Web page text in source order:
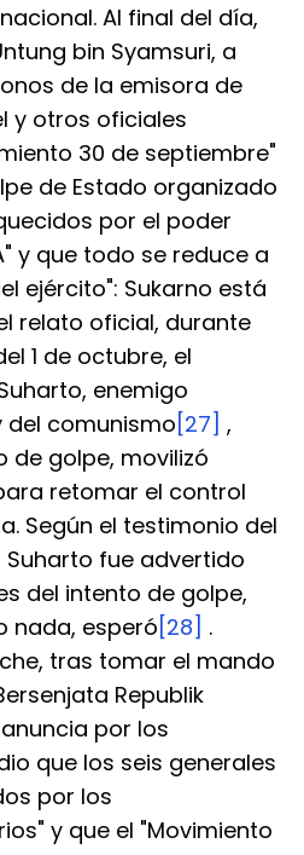
Al final del día,
bin Syamsuri, a
de la emisora de
y otros oficiales
30 de septiembre"
de Estado organizado
por el poder
y que todo se reduce a
ejército": Sukarno está
relato oficial, durante
1 de octubre, el
enemigo
del comunismo [27] ,
de golpe, movilizó
retomar el control
Según el testimonio del
Suharto fue advertido
del intento de golpe,
nada, esperó [28] .
tras tomar el mando
Republik
por los
que los seis generales
por los
y que el "Movimiento